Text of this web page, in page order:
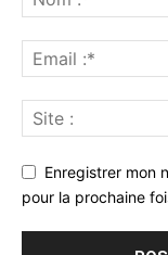
Enregistrer mon
pour la prochaine